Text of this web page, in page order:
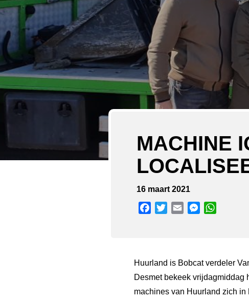
MACHINE
16 maart 2021
Facebook
TwitterEmail Messenger
Huurland is Bobcat verdeler
Desmet bekeek vrijdagmiddag
machines van Huurland zich